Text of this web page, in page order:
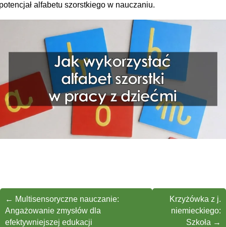
alfabetu szorstkiego w nauczaniu.
← Multisensoryczne nauczanie:
Angażowanie zmysłów dla
efektywniejszej edukacji
Krzyżówka z j.
niemieckiego:
Szkoła →